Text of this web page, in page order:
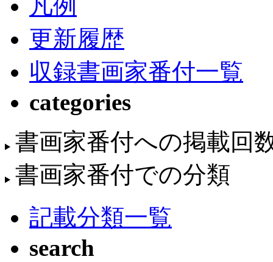
凡例
更新履歴
収録書画家番付一覧
categories
書画家番付への掲載回
書画家番付での分類
記載分類一覧
search